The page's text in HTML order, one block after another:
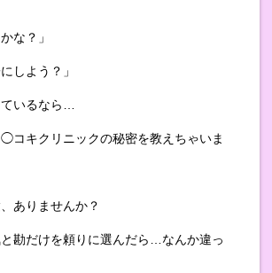
な？」
しよう？」
いるなら…
コキクリニックの秘密を教えちゃいま
ありませんか？
と勘だけを頼りに選んだら…なんか違っ